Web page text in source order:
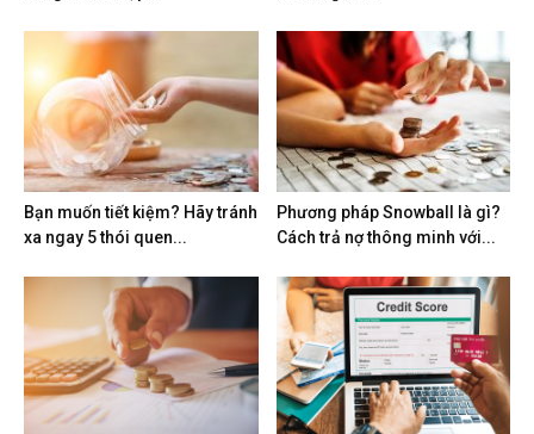
Bạn muốn tiết kiệm? Hãy tránh
xa ngay 5 thói quen...
Phương pháp Snowball là gì?
Cách trả nợ thông minh với...